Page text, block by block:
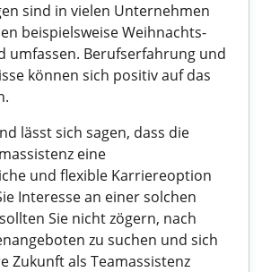
sind in vielen Unternehmen
beispielsweise Weihnachts-
umfassen. Berufserfahrung und
können sich positiv auf das
lässt sich sagen, dass die
eine
und flexible Karriereoption
Interesse an einer solchen
Sie nicht zögern, nach
zu suchen und sich
Zukunft als Teamassistenz